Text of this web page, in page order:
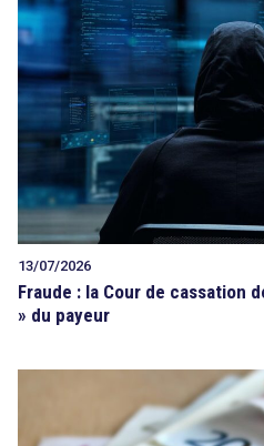
13/07/2026
Fraude : la Cour de cassation
» du payeur